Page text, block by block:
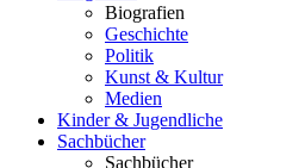
Biografien
Geschichte
Politik
Kunst & Kultur
Medien
Kinder & Jugendliche
Sachbücher
Sachbücher